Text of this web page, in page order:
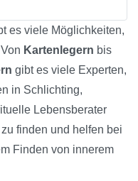
es viele Möglichkeiten,
Kartenlegern bis
gibt es viele Experten,
in Schlichting,
Lebensberater
finden und helfen bei
Finden von innerem